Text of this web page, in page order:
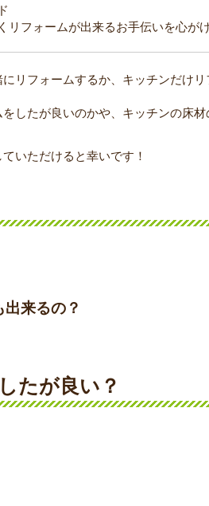
リフォームが出来るお手伝いを心が
リフォームするか、キッチンだけリ
したが良いのかや、キッチンの床
いただけると幸いです！
来るの？
たが良い？